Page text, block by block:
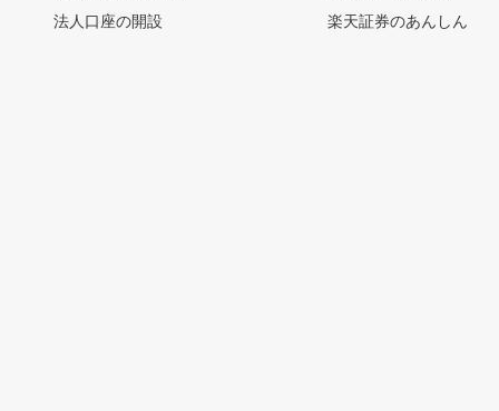
法人口座の開設
楽天証券のあんしん